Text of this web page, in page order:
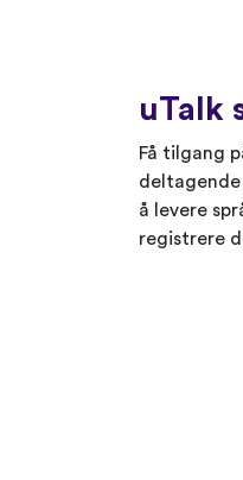
uTalk
Få tilgang
deltagende
å levere
registrere